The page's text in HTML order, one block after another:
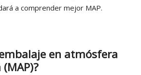
a comprender mejor MAP.
en atmósfera